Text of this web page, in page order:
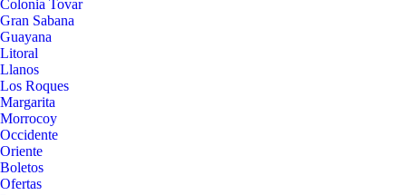
Colonia Tovar
Gran Sabana
Guayana
Litoral
Llanos
Los Roques
Margarita
Morrocoy
Occidente
Oriente
Boletos
Ofertas